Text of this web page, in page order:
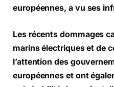
européennes, a vu ses
Les récents dommages
marins électriques et de
l’attention des
européennes et ont